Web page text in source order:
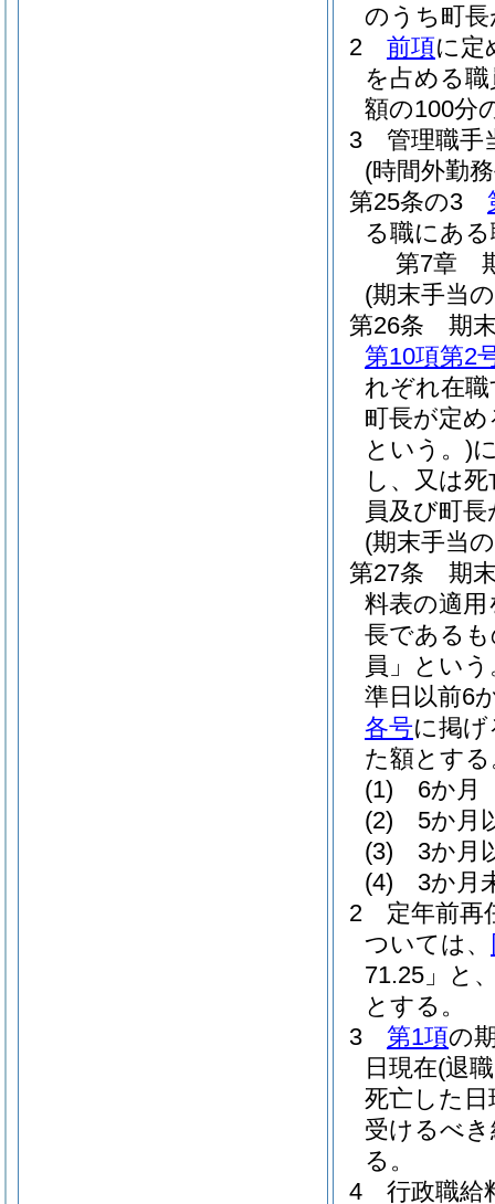
のうち町
2
前項に定
を占める
額の100分
3
管理職手
(時間外勤
第25条の3
る職にあ
第7章
(期末手当
第26条
期
第10項第2
れぞれ在
町長が定め
という。)
し、又は
員及び町
(期末手当
第27条
期
料表の適
長である
員」という
準日以前6
各号に掲
た額とす
(1)
6か月
(2)
5か月
(3)
3か月
(4)
3か月
2
定年前再
ついては、
71.25」と
とする。
3
第1項の
日現在(退
死亡した日
受けるべ
る。
4
行政職給